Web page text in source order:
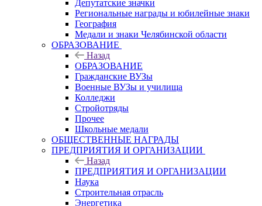
Депутатские значки
Региональные награды и юбилейные знаки
География
Медали и знаки Челябинской области
ОБРАЗОВАНИЕ
Назад
ОБРАЗОВАНИЕ
Гражданские ВУЗы
Военные ВУЗы и училища
Колледжи
Стройотряды
Прочее
Школьные медали
ОБЩЕСТВЕННЫЕ НАГРАДЫ
ПРЕДПРИЯТИЯ И ОРГАНИЗАЦИИ
Назад
ПРЕДПРИЯТИЯ И ОРГАНИЗАЦИИ
Наука
Строительная отрасль
Энергетика